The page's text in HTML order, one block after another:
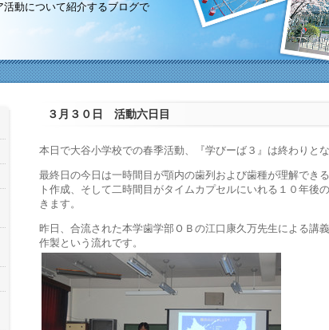
動について紹介するブログで
３月３０日 活動六日目
本日で大谷小学校での春季活動、『学びーば３』は終わりとな
最終日の今日は一時間目が顎内の歯列および歯種が理解でき
ト作成、そして二時間目がタイムカプセルにいれる１０年後
きます。
昨日、合流された本学歯学部ＯＢの江口康久万先生による講
作製という流れです。